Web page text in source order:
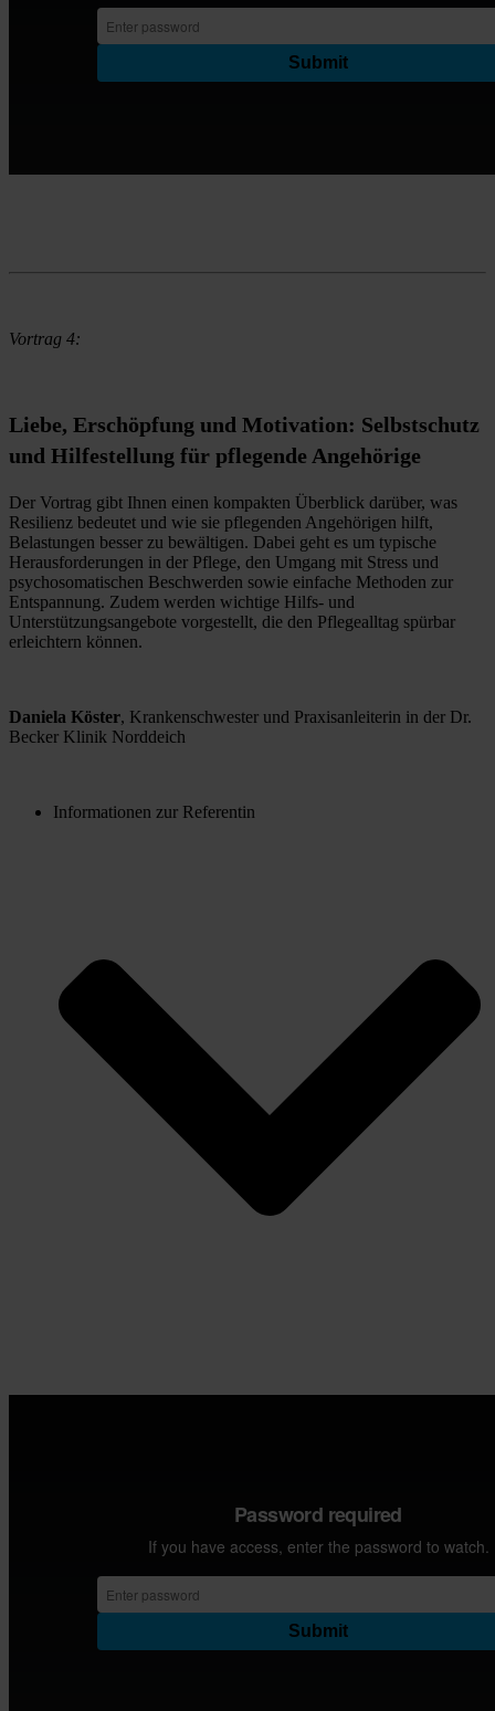
Vortrag 4:
Liebe, Erschöpfung und Motivation: Selbstschutz
und Hilfestellung für pflegende Angehörige
Der Vortrag gibt Ihnen einen kompakten Überblick darüber, was
Resilienz bedeutet und wie sie pflegenden Angehörigen hilft,
Belastungen besser zu bewältigen. Dabei geht es um typische
Herausforderungen in der Pflege, den Umgang mit Stress und
psychosomatischen Beschwerden sowie einfache Methoden zur
Entspannung. Zudem werden wichtige Hilfs- und
Unterstützungsangebote vorgestellt, die den Pflegealltag spürbar
erleichtern können.
Daniela Köster, Krankenschwester und Praxisanleiterin in der Dr.
Becker Klinik Norddeich
Informationen zur Referentin